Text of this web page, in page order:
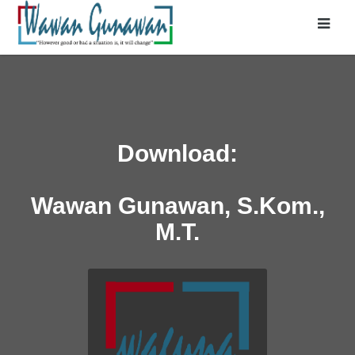
Download:
Wawan Gunawan, S.Kom.,
M.T.